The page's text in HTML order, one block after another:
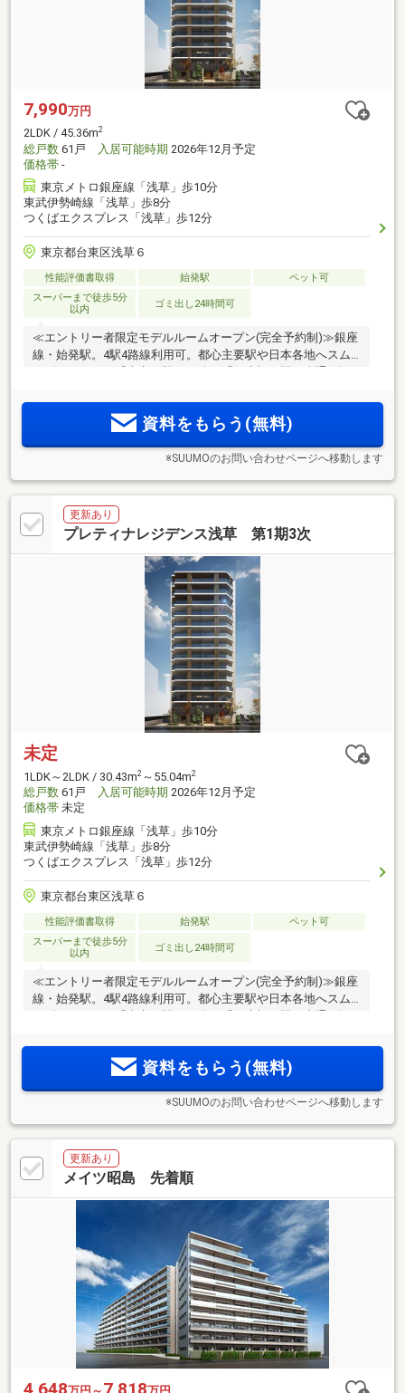
7,990万円
2LDK / 45.36m2
総戸数 61戸 入居可能時期 2026年12月予定
価格帯 -
東京メトロ銀座線「浅草」歩10分
東武伊勢崎線「浅草」歩8分
つくばエクスプレス「浅草」歩12分
東京都台東区浅草６
性能評価書取得 始発駅
ペット可
スーパーまで徒歩5分
以内
ゴミ出し24時間可
≪エントリー者限定モデルルームオープン(完全予約制)≫銀座
線・始発駅。4駅4路線利用可。都心主要駅や日本各地へスム
纏う61戸。実物を体感できる建物完成後販売
資料をもらう(無料)
※SUUMOのお問い合わせページへ移動します
更新あり
プレティナレジデンス浅草 第1期3次
未定
1LDK～2LDK / 30.43m2 ～55.04m2
総戸数 61戸 入居可能時期 2026年12月予定
価格帯 未定
東京メトロ銀座線「浅草」歩10分
東武伊勢崎線「浅草」歩8分
つくばエクスプレス「浅草」歩12分
東京都台東区浅草６
性能評価書取得 始発駅
ペット可
スーパーまで徒歩5分
以内
ゴミ出し24時間可
≪エントリー者限定モデルルームオープン(完全予約制)≫銀座
線・始発駅。4駅4路線利用可。都心主要駅や日本各地へスム
纏う61戸。実物を体感できる建物完成後販売
資料をもらう(無料)
※SUUMOのお問い合わせページへ移動します
更新あり
メイツ昭島 先着順